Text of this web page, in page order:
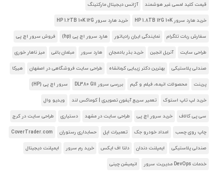
قیمت کلید لمسی غیر هوشمند آژانس دیجیتال مارکتینگ
خرید هارد سرور HP 1.8TB 12G 10K خرید هارد سرور HP 1.2TB 10K 12G
سفارش ربات تلگرام نمایندگی ایران رادیاتور هارد سرور اچ پی (hp) فروش سرور اچ پی
طراحی سایت آنریل انجین خرید بذر بادمجان هارد سرور مبلمان باغی میز ناهار خوری
صندلی پلاستیکی بهترین دکتر زیبایی کرمانشاه طراحی سایت فروشگاهی در اصفهان هیرکا
پرینت محصولات انیمه، فیلم و گیم بررسی سرور DL380 G11 سرور اچ پی (HP)
خرید لپ تاپ استوک تعمیر سریع آیفون تصویری | کوماکس لند ویدیو وال
سی پی کالاف خرید سرور اچ پی طراحی سایت در مشهد دستیاری طراحی سایت در کرج
چاپ روی چسب امداد خودرو جک تعمیرات اپل حسابداری رستوران CoverTrader.com
صندلی پلاستیکی ایمپلنت دندان دلتا اف ایکس خرید رم سرور ایمپلنت دیجیتال
خدمات DevOps مدیریت سرور انیمیشن چینی